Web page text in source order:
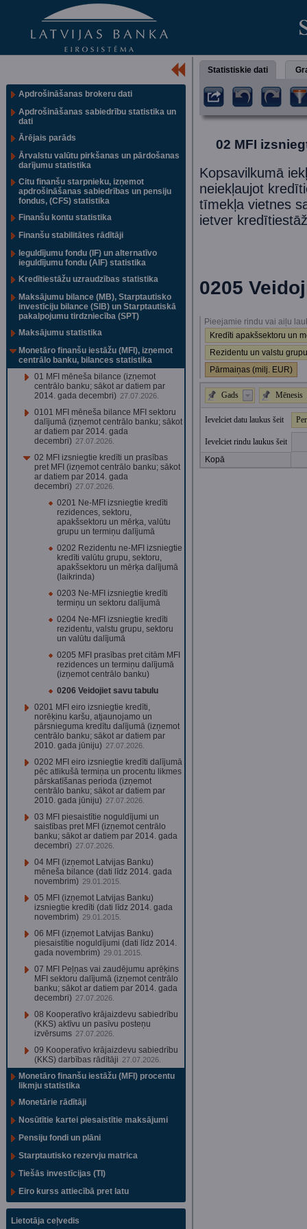
Apdrošināšanas brokeru dati
Apdrošināšanas sabiedrību statistika un
dati
Ārējais parāds
Ārvalstu valūtu pirkšanas un pārdošanas
darījumu statistika
Citu finanšu starpnieku, izņemot
apdrošināšanas sabiedrības un pensiju
fondus, (CFS) statistika
Finanšu kontu statistika
Finanšu stabilitātes rādītāji
Ieguldījumu fondu (IF) un alternatīvo
ieguldījumu fondu (AIF) statistika
Kredītiestāžu uzraudzības statistika
Maksājumu bilance (MB), Starptautisko
investīciju bilance (SIB) un Starptautiskā
pakalpojumu tirdzniecība (SPT)
Maksājumu statistika
Monetāro finanšu iestāžu (MFI), izņemot
centrālo banku, bilances statistika
01 MFI mēneša bilance (izņemot
centrālo banku; sākot ar datiem par
2014. gada decembri) 27.07.2026.
0101 MFI mēneša bilance MFI sektoru
dalījumā (izņemot centrālo banku; sākot
ar datiem par 2014. gada
decembri) 27.07.2026.
02 MFI izsniegtie kredīti un prasības
pret MFI (izņemot centrālo banku; sākot
ar datiem par 2014. gada
decembri) 27.07.2026.
0201 Ne-MFI izsniegtie kredīti
rezidences, sektoru,
apakšsektoru un mērķa, valūtu
grupu un termiņu dalījumā
0202 Rezidentu ne-MFI izsniegtie
kredīti valūtu grupu, sektoru,
apakšsektoru un mērķa dalījumā
(laikrinda)
0203 Ne-MFI izsniegtie kredīti
termiņu un sektoru dalījumā
0204 Ne-MFI izsniegtie kredīti
rezidentu, valstu grupu, sektoru
un valūtu dalījumā
0205 MFI prasības pret citām MFI
rezidences un termiņu dalījumā
(izņemot centrālo banku)
0206 Veidojiet savu tabulu
0201 MFI eiro izsniegtie kredīti,
norēķinu karšu, atjaunojamo un
pārsnieguma kredītu dalījumā (izņemot
centrālo banku; sākot ar datiem par
2010. gada jūniju) 27.07.2026.
0202 MFI eiro izsniegtie kredīti dalījumā
pēc atlikušā termiņa un procentu likmes
pārskatīšanas perioda (izņemot
centrālo banku; sākot ar datiem par
2010. gada jūniju) 27.07.2026.
03 MFI piesaistītie noguldījumi un
saistības pret MFI (izņemot centrālo
banku; sākot ar datiem par 2014. gada
decembri) 27.07.2026.
04 MFI (izņemot Latvijas Banku)
mēneša bilance (dati līdz 2014. gada
novembrim) 29.01.2015.
05 MFI (izņemot Latvijas Banku)
izsniegtie kredīti (dati līdz 2014. gada
novembrim) 29.01.2015.
06 MFI (izņemot Latvijas Banku)
piesaistītie noguldījumi (dati līdz 2014.
gada novembrim) 29.01.2015.
07 MFI Peļņas vai zaudējumu aprēķins
MFI sektoru dalījumā (izņemot centrālo
banku; sākot ar datiem par 2014. gada
decembri) 27.07.2026.
08 Kooperatīvo krājaizdevu sabiedrību
(KKS) aktīvu un pasīvu posteņu
izvērsums 27.07.2026.
09 Kooperatīvo krājaizdevu sabiedrību
(KKS) darbības rādītāji 27.07.2026.
Monetāro finanšu iestāžu (MFI) procentu
likmju statistika
Monetārie rādītāji
Nosūtītie kartei piesaistītie maksājumi
Pensiju fondi un plāni
Starptautisko rezervju matrica
Tiešās investīcijas (TI)
Eiro kurss attiecībā pret latu
Lietotāja ceļvedis
Statistiskie dati
02 MFI
Kopsavilkumā
neiekļaujot
tīmekļa vietnes
ietver
0205
Pieejamie rindu vai aiļu
Kredīti apakšsektoru un
Rezidentu un valstu
Pārmaiņas (milj. EUR)
Gads Mēnesis
Ievelciet datu laukus šeit
Ievelciet rindu laukus šeit
Kopā